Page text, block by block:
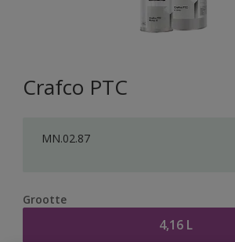
Crafco PTC
MN.02.87
Grootte
4,16 L